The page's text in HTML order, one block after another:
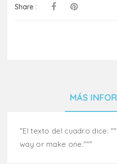
Share :
MÁS
"El texto del cuadro dice:
way or make one."""